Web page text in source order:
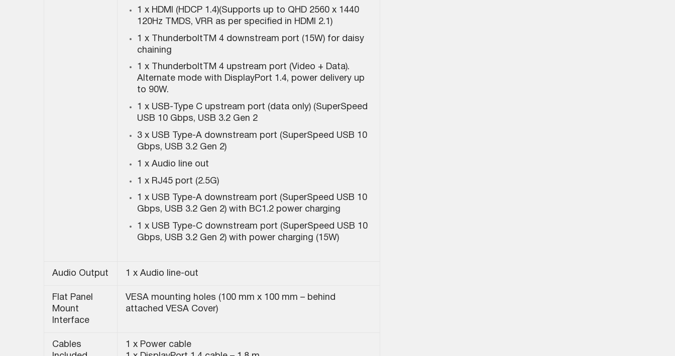
1 x HDMI (HDCP 1.4)(Supports up to QHD 2560 x 1440
120Hz TMDS, VRR as per specified in HDMI 2.1)
1 x ThunderboltTM 4 downstream port (15W) for daisy
chaining
1 x ThunderboltTM 4 upstream port (Video + Data).
Alternate mode with DisplayPort 1.4, power delivery up
to 90W.
1 x USB-Type C upstream port (data only) (SuperSpeed
USB 10 Gbps, USB 3.2 Gen 2
3 x USB Type-A downstream port (SuperSpeed USB 10
Gbps, USB 3.2 Gen 2)
1 x Audio line out
1 x RJ45 port (2.5G)
1 x USB Type-A downstream port (SuperSpeed USB 10
Gbps, USB 3.2 Gen 2) with BC1.2 power charging
1 x USB Type-C downstream port (SuperSpeed USB 10
Gbps, USB 3.2 Gen 2) with power charging (15W)
Audio Output 1 x Audio line-out
Flat Panel
Mount
Interface
VESA mounting holes (100 mm x 100 mm – behind
attached VESA Cover)
Cables
1 x Power cable